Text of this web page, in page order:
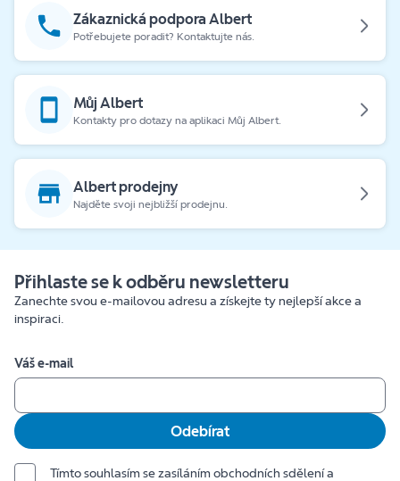
Zákaznická podpora Albert
Potřebujete poradit? Kontaktujte nás.
Můj Albert
Kontakty pro dotazy na aplikaci Můj Albert.
Albert prodejny
Najděte svoji nejbližší prodejnu.
Přihlaste se k odběru newsletteru
Zanechte svou e-mailovou adresu a získejte ty nejlepší akce a
inspiraci.
Váš e-mail
Odebírat
Tímto souhlasím se zasíláním obchodních sdělení a